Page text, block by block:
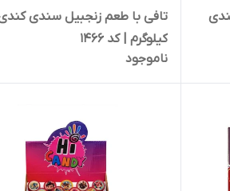
کیلوگرم | کد 1466
ناموجود